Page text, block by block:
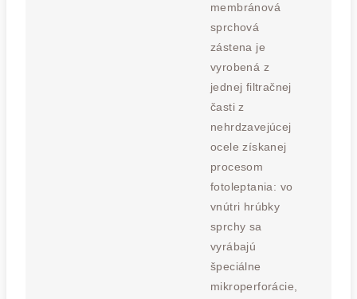
membránová
sprchová
zástena je
vyrobená z
jednej filtračnej
časti z
nehrdzavejúcej
ocele získanej
procesom
fotoleptania: vo
vnútri hrúbky
sprchy sa
vyrábajú
špeciálne
mikroperforácie,